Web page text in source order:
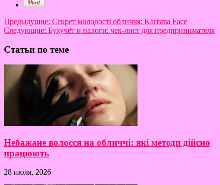
Предыдущие: Секрет молодості обличчя: Karisma Face
Следующие: Бухучёт и налоги: чек-лист для предпринимателя
Статьи по теме
Небажане волосся на обличчі: які методи дійсно
працюють
28 июля, 2026